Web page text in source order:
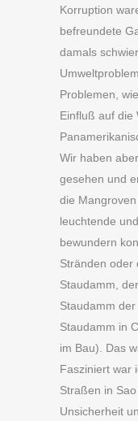
Korruption
befreundete
damals
Problemen,
Einfluß auf die
Wir haben
gesehen und
die
leuchtende
bewundern
Stränden oder
Staudamm,
Staudamm
Staudamm in
im Bau). Das
Fasziniert war
Straßen in
Unsicherheit